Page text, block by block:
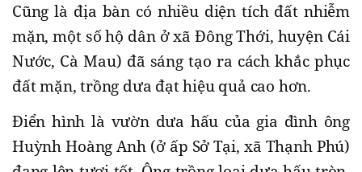
Cũng là địa bàn có nhiều diện tích đất nhiễm
mặn, một số hộ dân ở xã Đông Thới, huyện Cái
Nước, Cà Mau) đã sáng tạo ra cách khắc phục
đất mặn, trồng dưa đạt hiệu quả cao hơn.
Điển hình là vườn dưa hấu của gia đình ông
Huỳnh Hoàng Anh (ở ấp Sở Tại, xã Thạnh Phú)